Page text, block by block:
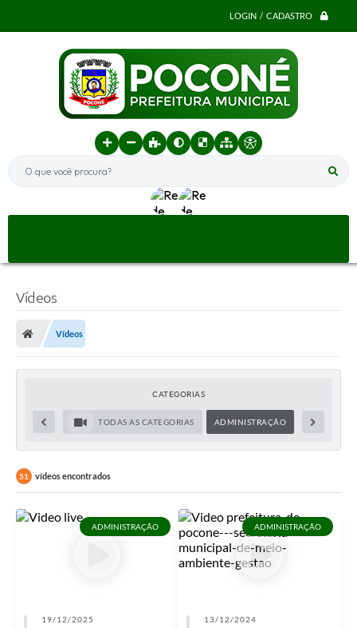
LOGIN / CADASTRO
O que você procura?
Vídeos
Vídeos
CATEGORIAS
TODAS AS CATEGORIAS ADMINISTRAÇÃO
51 vídeos encontrados
ADMINISTRAÇÃO
19/12/2025
ADMINISTRAÇÃO
13/12/2024